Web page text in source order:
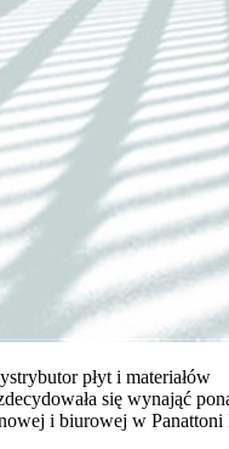
płyt i materiałów
się wynająć
i biurowej w